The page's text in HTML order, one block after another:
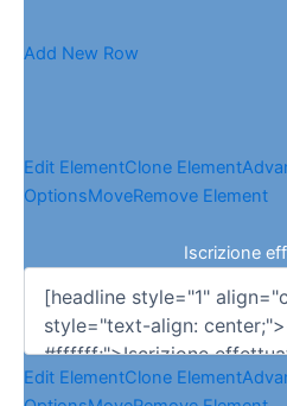
Add New Row
Edit ElementClone Element
OptionsMoveRemove Element
Iscrizione
Edit ElementClone Element